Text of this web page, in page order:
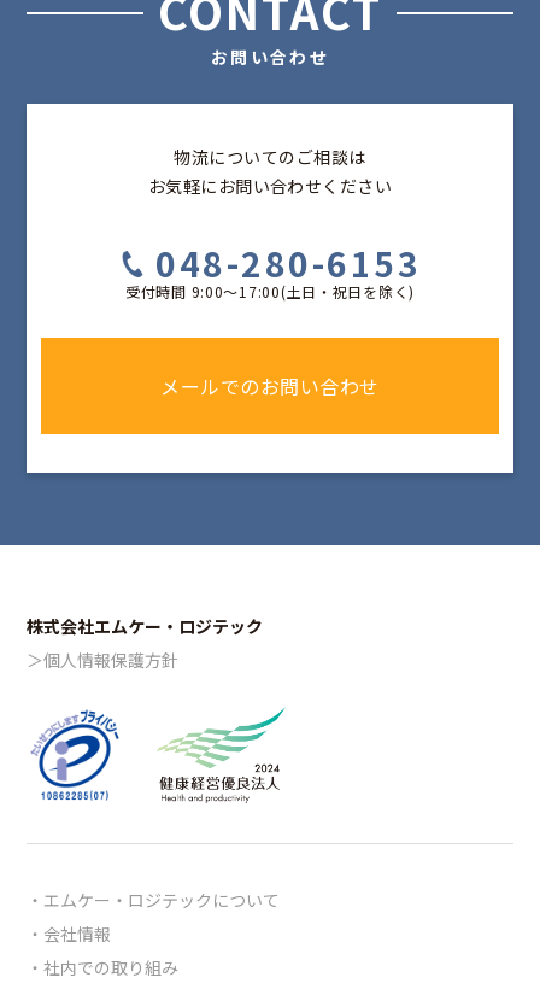
お問い合わせ
物流についてのご相談は
お気軽にお問い合わせください
048-280-6153
受付時間 9:00〜17:00(土日・祝日を除く)
メールでのお問い合わせ
株式会社エムケー・ロジテック
＞個人情報保護方針
エムケー・ロジテックについて
会社情報
社内での取り組み